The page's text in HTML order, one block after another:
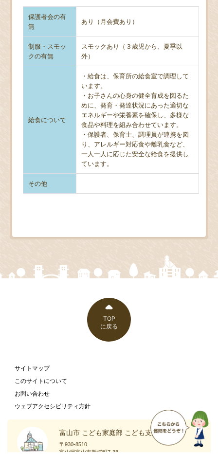
保護者会の有
無
あり（月会費あり）
制服・スモッ
クの有無
スモックあり（３歳児から、夏季以
外）
給食について
・給食は、保育所の給食室で調理して
います。
・お子さんの心身の健全育成を図るた
めに、発育・発達状況にあった適切な
エネルギーや栄養素を確保し、多様な
食品や料理を組み合わせています。
・保護者、保育士、調理員が連携を図
り、アレルギー対応食や離乳食など、
一人一人に応じた安全な給食を提供し
ています。
その他
TOP
に戻る
サイトマップ
このサイトについて
お問い合わせ
ウェブアクセシビリティ方針
富山市 こども家庭部 こども支援課
〒930-8510
富山県富山市新桜町7-38